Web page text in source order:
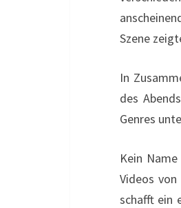
Szene
In
des
Genres
Kein
Videos
schafft ein